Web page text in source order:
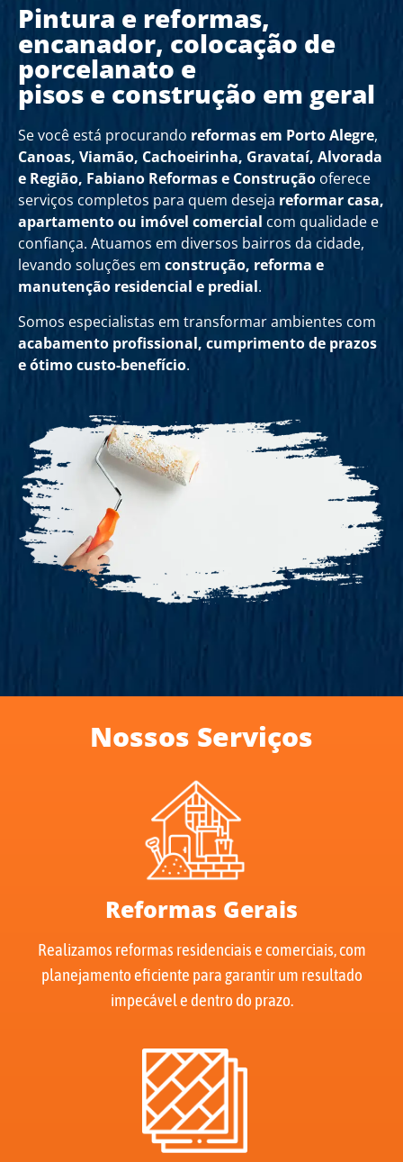
Pintura e reformas,
encanador, colocação de
porcelanato e
pisos e construção em geral
Se você está procurando reformas em Porto Alegre,
Canoas, Viamão, Cachoeirinha, Gravataí, Alvorada
e Região, Fabiano Reformas e Construção oferece
serviços completos para quem deseja reformar casa,
apartamento ou imóvel comercial com qualidade e
confiança. Atuamos em diversos bairros da cidade,
levando soluções em construção, reforma e
manutenção residencial e predial.
Somos especialistas em transformar ambientes com
acabamento profissional, cumprimento de prazos
e ótimo custo-benefício.
Nossos Serviços
Reformas Gerais
Realizamos reformas residenciais e comerciais, com
planejamento eficiente para garantir um resultado
impecável e dentro do prazo.